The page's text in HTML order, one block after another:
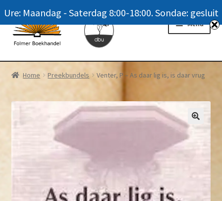
Skip
to
navigation
Skip
to
content
Menu
Homepage
Meer oor ons / FAQ
Navrae / Contact Us
Home Preekbundels Venter, P – As daar lig is, is daar vrug
Ure: Maandag - Saterdag 8:00-18:00. Sondae: gesluit